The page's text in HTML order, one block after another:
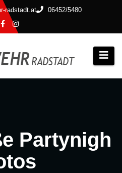
radstadt.at 06452/5480
Partynigh